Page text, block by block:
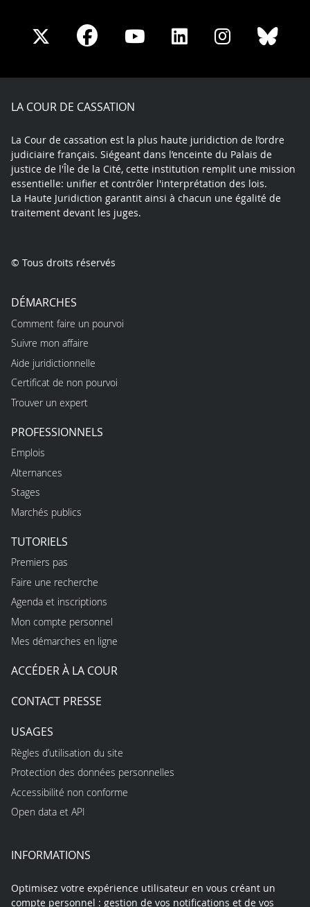
Share
X
Share
Facebook
Share
Youtube
Share
LinkedIn
Share
Instagram
LA COUR DE CASSATION
La Cour de cassation est la plus haute juridiction de l’ordre
judiciaire français. Siégeant dans l’enceinte du Palais de
justice de l'Île de la Cité, cette institution remplit une mission
essentielle: unifier et contrôler l'interprétation des lois.
La Haute Juridiction garantit ainsi à chacun une égalité de
traitement devant les juges.
© Tous droits réservés
DÉMARCHES
Comment faire un pourvoi
Suivre mon affaire
Aide juridictionnelle
Certificat de non pourvoi
Trouver un expert
PROFESSIONNELS
Emplois
Alternances
Stages
Marchés publics
TUTORIELS
Premiers pas
Faire une recherche
Agenda et inscriptions
Mon compte personnel
Mes démarches en ligne
ACCÉDER À LA COUR
CONTACT PRESSE
USAGES
Règles d’utilisation du site
Protection des données personnelles
Accessibilité non conforme
Open data et API
INFORMATIONS
Optimisez votre expérience utilisateur en vous créant un
compte personnel : gestion de vos notifications et de vos